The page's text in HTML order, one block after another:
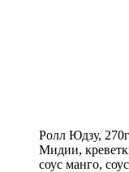
Ролл Юдзу, 270г
Мидии,
соус манго,